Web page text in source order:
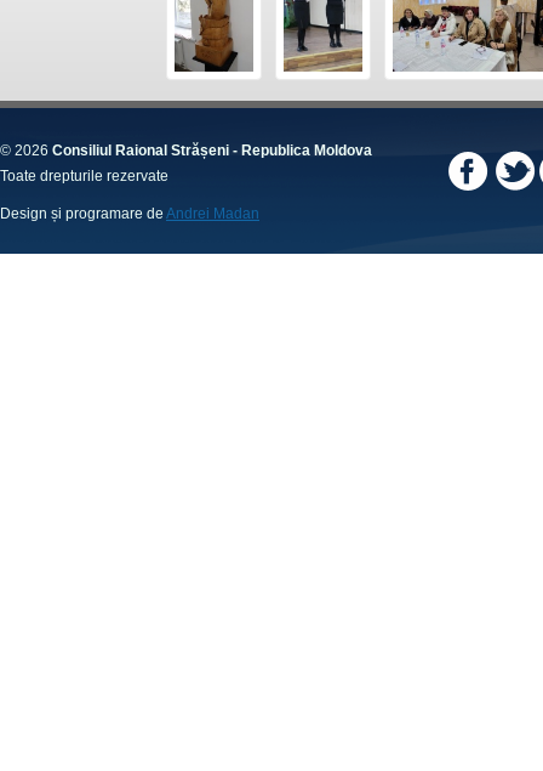
© 2026 Consiliul Raional Strășeni - Republica Moldova
Toate drepturile rezervate
Design și programare de Andrei Madan